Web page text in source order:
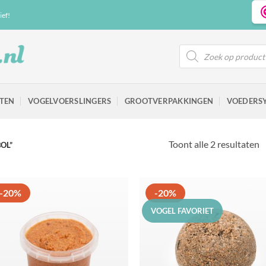
Producten
zoeken
VOGELVOERSLINGERS GROOTVERPAKKINGEN
Toont alle 2 resultaten
-20%
favorieten
-20%
VOGEL FAVORIET